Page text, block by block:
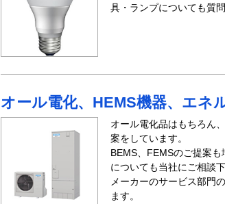
具・ランプについても質
オール電化、HEMS機器、エネ
オール電化品はもちろん
案をしています。
BEMS、FEMSのご提案
についても当社にご相談下
メーカーのサービス部門
ます。